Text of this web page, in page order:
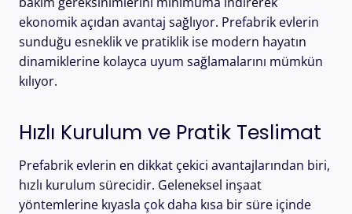
ekonomik açıdan avantaj sağlıyor. Prefabrik evlerin
sunduğu esneklik ve pratiklik ise modern hayatın
dinamiklerine kolayca uyum sağlamalarını mümkün
kılıyor.
Hızlı Kurulum ve Pratik Teslimat
Prefabrik evlerin en dikkat çekici avantajlarından biri,
hızlı kurulum sürecidir. Geleneksel inşaat
yöntemlerine kıyasla çok daha kısa bir süre içinde